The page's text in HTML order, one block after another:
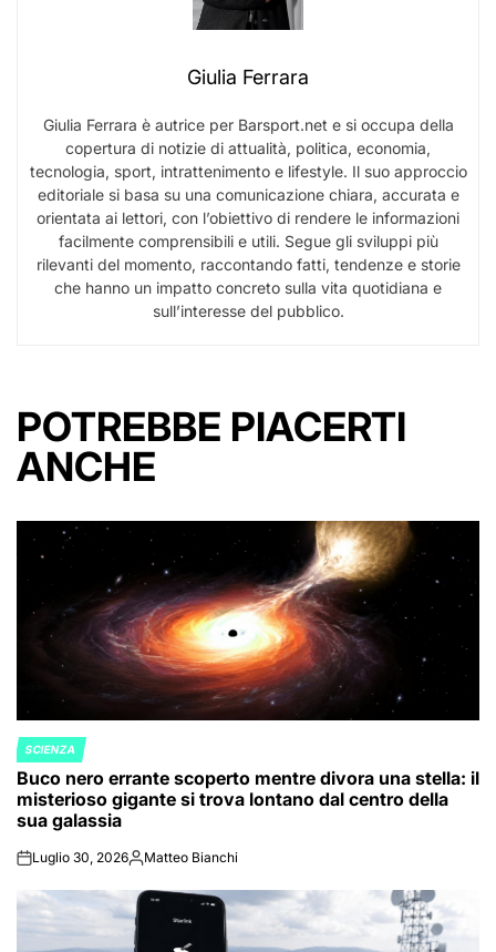
Giulia Ferrara
Giulia Ferrara è autrice per Barsport.net e si occupa della
copertura di notizie di attualità, politica, economia,
tecnologia, sport, intrattenimento e lifestyle. Il suo approccio
editoriale si basa su una comunicazione chiara, accurata e
orientata ai lettori, con l’obiettivo di rendere le informazioni
facilmente comprensibili e utili. Segue gli sviluppi più
rilevanti del momento, raccontando fatti, tendenze e storie
che hanno un impatto concreto sulla vita quotidiana e
sull’interesse del pubblico.
POTREBBE PIACERTI
ANCHE
POSTED
IN
SCIENZA
Buco nero errante scoperto mentre divora una stella: il
misterioso gigante si trova lontano dal centro della
sua galassia
onLuglio 30, 2026Posted
Matteo Bianchi